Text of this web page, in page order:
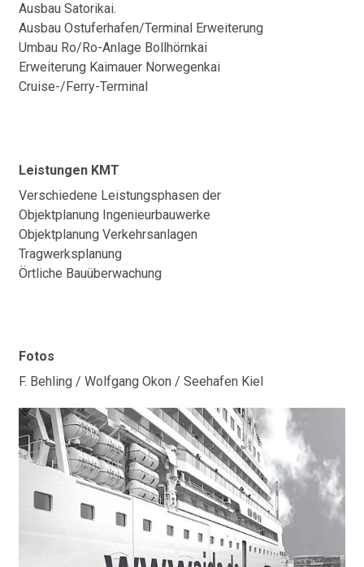
Ausbau Satorikai.
Ausbau Ostuferhafen/Terminal Erweiterung
Umbau Ro/Ro-Anlage Bollhörnkai
Erweiterung Kaimauer Norwegenkai
Cruise-/Ferry-Terminal
Leistungen KMT
Verschiedene Leistungsphasen der
Objektplanung Ingenieurbauwerke
Objektplanung Verkehrsanlagen
Tragwerksplanung
Örtliche Bauüberwachung
Fotos
F. Behling / Wolfgang Okon / Seehafen Kiel